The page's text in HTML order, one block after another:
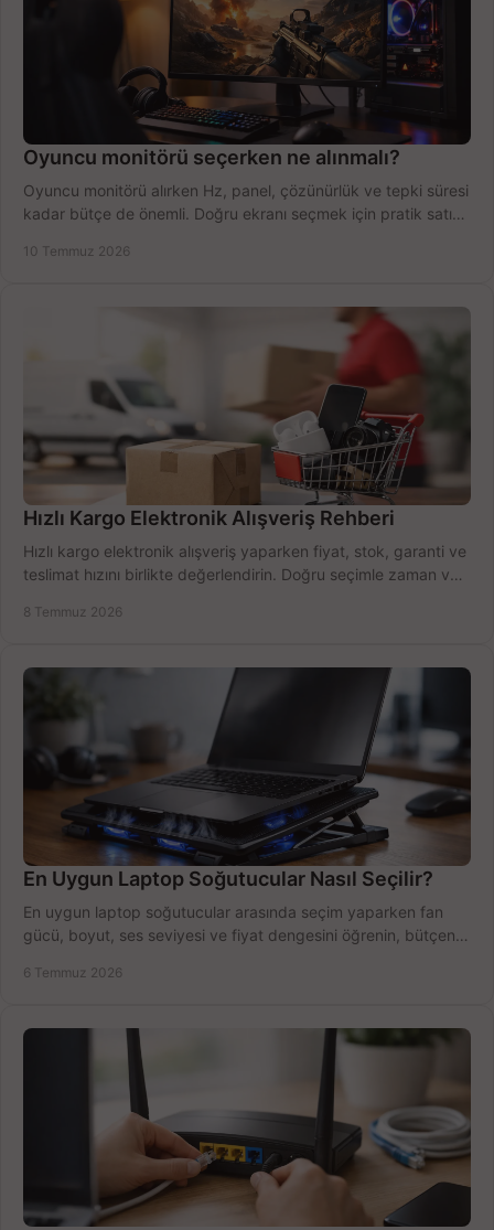
Oyuncu monitörü seçerken ne alınmalı?
Oyuncu monitörü alırken Hz, panel, çözünürlük ve tepki süresi
kadar bütçe de önemli. Doğru ekranı seçmek için pratik satın
10 Temmuz 2026
Hızlı Kargo Elektronik Alışveriş Rehberi
Hızlı kargo elektronik alışveriş yaparken fiyat, stok, garanti ve
teslimat hızını birlikte değerlendirin. Doğru seçimle zaman ve
8 Temmuz 2026
En Uygun Laptop Soğutucular Nasıl Seçilir?
En uygun laptop soğutucular arasında seçim yaparken fan
gücü, boyut, ses seviyesi ve fiyat dengesini öğrenin, bütçenizi
6 Temmuz 2026